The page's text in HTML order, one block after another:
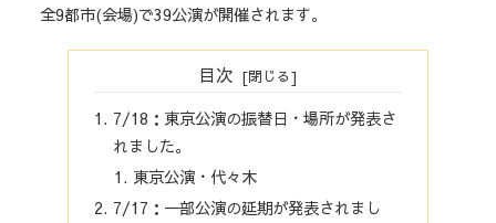
全9都市(会場)で39公演が開催されます。
目次
7/18：東京公演の振替日・場所が発表さ
れました。
東京公演・代々木
7/17：一部公演の延期が発表されまし